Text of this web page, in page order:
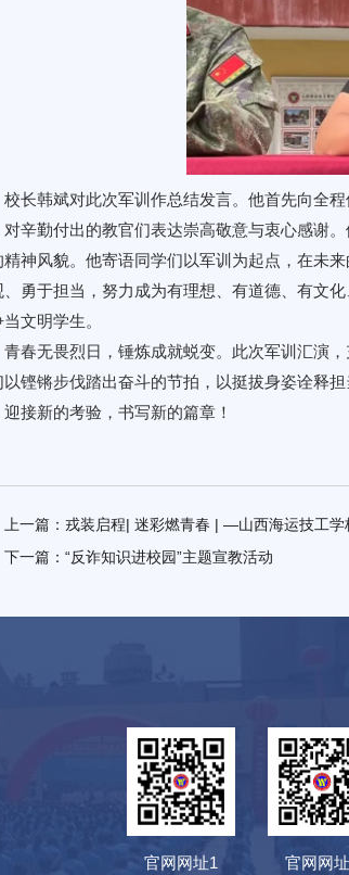
校长韩斌对此次军训作总结发言。他首先向全
对辛勤付出的教官们表达崇高敬意与衷心感谢
精神风貌。他寄语同学们以军训为起点，在未
、勇于担当，努力成为有理想、有道德、有文
文明学生。
青春无畏烈日，锤炼成就蜕变。此次军训汇演
以铿锵步伐踏出奋斗的节拍，以挺拔身姿诠释
迎接新的考验，书写新的篇章！
上一篇： 戎装启程| 迷彩燃青春 | —山西海运技工
下一篇： “反诈知识进校园”主题宣教活动
官网网址1 官网网